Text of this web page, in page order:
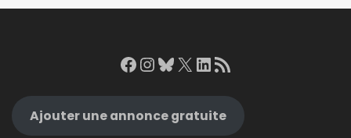
Facebook
Instagram
Bluesky
X LinkedIn
RSS Feed
Ajouter une annonce gratuite